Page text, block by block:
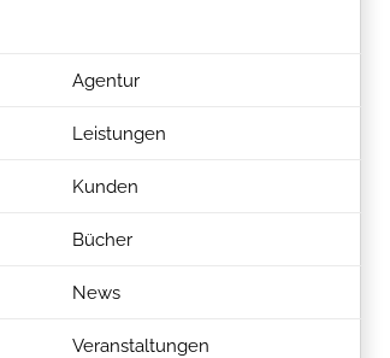
Agentur
Leistungen
Kunden
Bücher
News
Veranstaltungen